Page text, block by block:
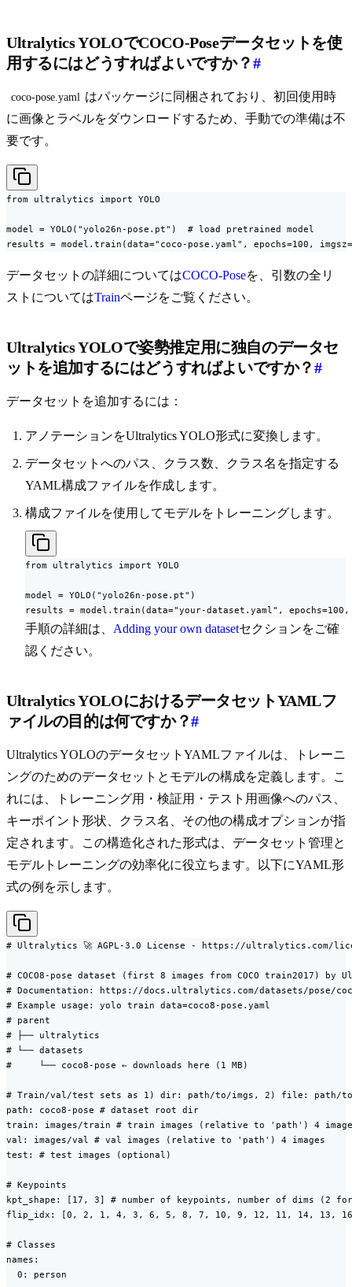
Ultralytics YOLOでCOCO-Poseデータセットを使
用するにはどうすればよいですか？#
coco-pose.yaml はパッケージに同梱されており、初回使用時
に画像とラベルをダウンロードするため、手動での準備は不
要です。
from ultralytics import YOLO
model = YOLO("yolo26n-pose.pt")  # load pretrained model
results = model.train(data="coco-pose.yaml", epochs=100,
データセットの詳細についてはCOCO-Poseを、引数の全リ
ストについてはTrainページをご覧ください。
Ultralytics YOLOで姿勢推定用に独自のデータセ
ットを追加するにはどうすればよいですか？#
データセットを追加するには：
アノテーションをUltralytics YOLO形式に変換します。
データセットへのパス、クラス数、クラス名を指定する
YAML構成ファイルを作成します。
構成ファイルを使用してモデルをトレーニングします。
from ultralytics import YOLO
model = YOLO("yolo26n-pose.pt")
results = model.train(data="your-dataset.yaml", epochs=100,
手順の詳細は、 Adding your own datasetセクションをご確
認ください。
Ultralytics YOLOにおけるデータセットYAMLフ
ァイルの目的は何ですか？#
Ultralytics YOLOのデータセットYAMLファイルは、トレーニ
ングのためのデータセットとモデルの構成を定義します。こ
れには、トレーニング用・検証用・テスト用画像へのパス、
キーポイント形状、クラス名、その他の構成オプションが指
定されます。この構造化された形式は、データセット管理と
モデルトレーニングの効率化に役立ちます。以下にYAML形
式の例を示します。
# Ultralytics 🚀 AGPL-3.0 License - https://ultralytics.com/
# COCO8-pose dataset (first 8 images from COCO train2017) by
# Documentation: https://docs.ultralytics.com/datasets/pose/
# Example usage: yolo train data=coco8-pose.yaml
# parent
# ├── ultralytics
# └── datasets
#     └── coco8-pose ← downloads here (1 MB)
# Train/val/test sets as 1) dir: path/to/imgs, 2) file: path/
path: coco8-pose # dataset root dir
train: images/train # train images (relative to 'path') 4
val: images/val # val images (relative to 'path') 4 images
test: # test images (optional)
# Keypoints
kpt_shape: [17, 3] # number of keypoints, number of dims
flip_idx: [0, 2, 1, 4, 3, 6, 5, 8, 7, 10, 9, 12, 11, 14, 13,
# Classes
names:
  0: person